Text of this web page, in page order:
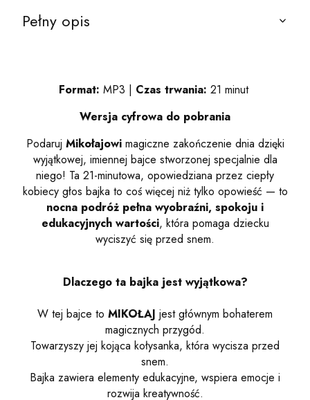
Pełny opis
Format: MP3 | Czas trwania: 21 minut
Wersja cyfrowa do pobrania
Podaruj Mikołajowimagiczne zakończenie dnia dzięki
wyjątkowej, imiennej bajce stworzonej specjalnie dla
niego! Ta 21-minutowa, opowiedziana przez ciepły
kobiecy głos bajka to coś więcej niż tylko opowieść — to
nocna podróż pełna wyobraźni, spokoju i
edukacyjnych wartości, która pomaga dziecku
wyciszyć się przed snem.
Dlaczego ta bajka jest wyjątkowa?
W tej bajce to MIKOŁAJ jest głównym bohaterem
magicznych przygód.
Towarzyszy jej kojąca kołysanka, która wycisza przed
snem.
Bajka zawiera elementy edukacyjne, wspiera emocje i
rozwija kreatywność.